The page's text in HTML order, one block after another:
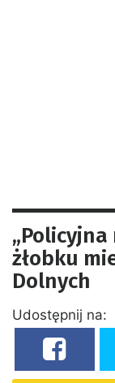
żłobku
Dolnych
Udostępnij na: